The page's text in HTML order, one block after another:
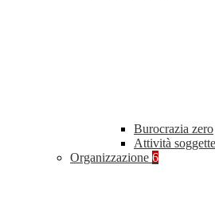
Burocrazia zero
Attività
Organizzazione 6